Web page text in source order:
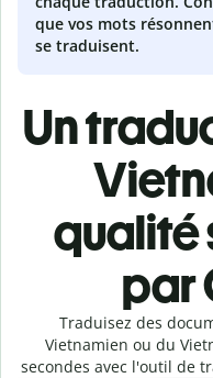
que vos mots
se traduisent.
Un
qualité
par
Traduisez des
Vietnamien ou du
secondes avec l'outil de